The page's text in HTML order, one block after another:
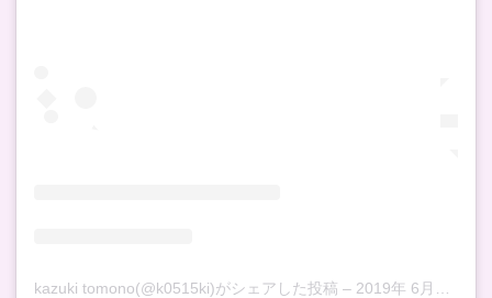
kazuki tomono(@k0515ki)がシェアした投稿 – 2019年 6月月26日午後6時24分PDT